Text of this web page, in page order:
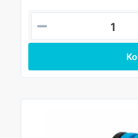
teszi mind háztartási,
A PB-tömlők rendkívül
ingadozásokkal, UV-
szemben.
• Átmérő: 9,0 mm (belső)
• Hossz: 50 m tekercs
• Szakítószilárdság: >40